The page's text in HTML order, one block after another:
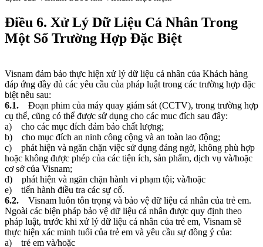
Điều 6. Xử Lý Dữ Liệu Cá Nhân Trong
Một Số Trường Hợp Đặc Biệt
Visnam đảm bảo thực hiện xử lý dữ liệu cá nhân của Khách hàng
đáp ứng đầy đủ các yêu cầu của pháp luật trong các trường hợp đặc
biệt nêu sau:
6.1. Đoạn phim của máy quay giám sát (CCTV), trong trường hợp
cụ thể, cũng có thể được sử dụng cho các muc đích sau đây:
a) cho các mục đích đảm bảo chất lượng;
b) cho mục đích an ninh công cộng và an toàn lao động;
c) phát hiện và ngăn chặn việc sử dụng đáng ngờ, không phù hợp
hoặc không được phép của các tiện ích, sản phẩm, dịch vụ và/hoặc
cơ sở của Visnam;
d) phát hiện và ngăn chặn hành vi phạm tội; và/hoặc
e) tiến hành điều tra các sự cố.
6.2. Visnam luôn tôn trọng và bảo vệ dữ liệu cá nhân của trẻ em.
Ngoài các biện pháp bảo vệ dữ liệu cá nhân được quy định theo
pháp luật, trước khi xử lý dữ liệu cá nhân của trẻ em, Visnam sẽ
thực hiện xác minh tuổi của trẻ em và yêu cầu sự đồng ý của:
a) trẻ em và/hoặc